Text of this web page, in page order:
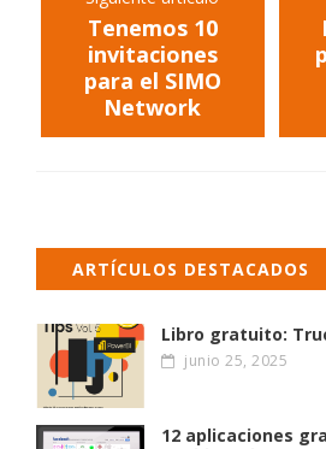
Tenemos 10
invitaciones
para el SIMO
Network
ARTÍCULOS DESTACADOS
Libro gratuito:
junio 25, 2025
12 aplicaciones